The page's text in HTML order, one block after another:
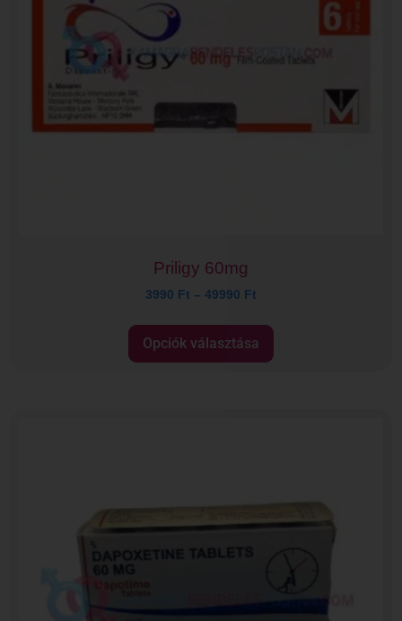
Priligy 60mg
3990 Ft – 49990 Ft
Opciók választása